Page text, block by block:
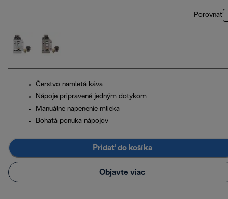
Porovnať
Čerstvo namletá káva
Nápoje pripravené jedným dotykom
Manuálne napenenie mlieka
Bohatá ponuka nápojov
Pridať do košíka
Objavte viac